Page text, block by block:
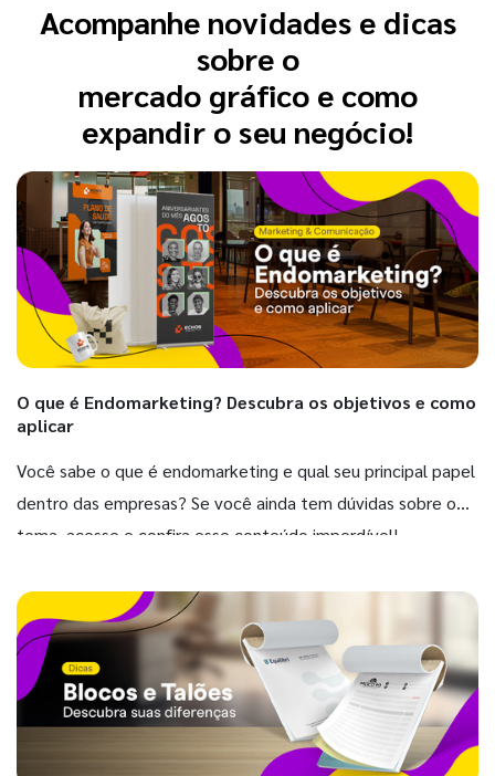
Acompanhe novidades e dicas
sobre o
mercado gráfico e como
expandir o seu negócio!
O que é Endomarketing? Descubra os objetivos e como
aplicar
Você sabe o que é endomarketing e qual seu principal papel
dentro das empresas? Se você ainda tem dúvidas sobre o
tema, acesse e confira esse conteúdo imperdível!